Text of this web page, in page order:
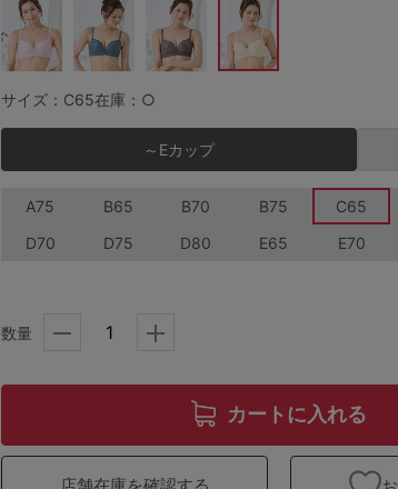
お気に入り
ランキング
高評価レビューアイテム
サイズ：C65在庫：○
～Eカップ
A75 B65 B70 B75 C65
D70
D75 D80 E65 E70
数量
カートに入れる